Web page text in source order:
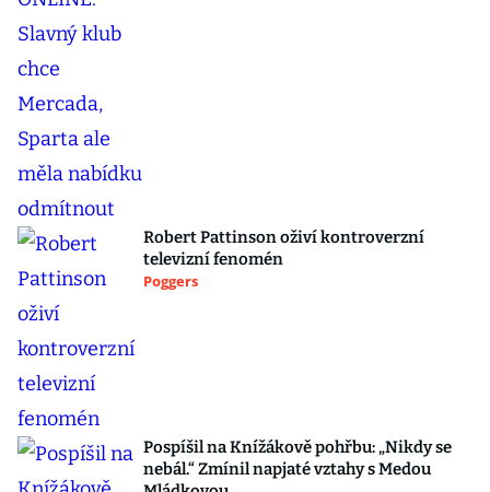
Robert Pattinson oživí kontroverzní
televizní fenomén
Poggers
Pospíšil na Knížákově pohřbu: „Nikdy se
nebál.“ Zmínil napjaté vztahy s Medou